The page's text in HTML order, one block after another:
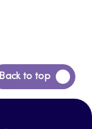
Back to top
Siirry
takaisin